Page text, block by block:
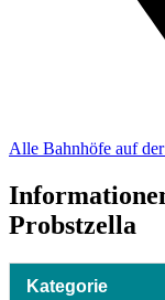
Alle Bahnhöfe auf
Probstzella
Kategorie